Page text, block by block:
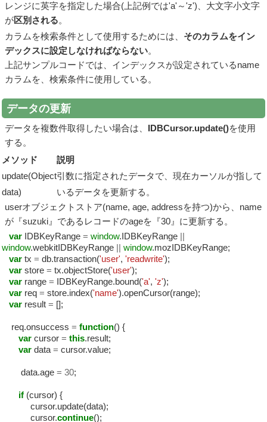
レンジに英字を指定した場合(上記例では'a'～'z')、大文字小文字
が区別される。
カラムを検索条件として使用するためには、 そのカラムをイン
デックスに設定しなければならない。
上記サンプルコードでは、インデックスが設定されているname
カラムを、検索条件に使用している。
データの更新
データを複数件取得したい場合は、 IDBCursor.update()を使用
する。
メソッド
説明
update(Object
data)
引数に指定されたデータで、現在カーソルが指して
いるデータを更新する。
userオブジェクトストア(name, age, addressを持つ)から、name
が『suzuki』であるレコードのageを『30』に更新する。
var IDBKeyRange = window.IDBKeyRange ||
window.webkitIDBKeyRange || window.mozIDBKeyRange;
var tx = db.transaction('user', 'readwrite');
var store = tx.objectStore('user');
var range = IDBKeyRange.bound('a', 'z');
var req = store.index('name').openCursor(range);
var result = [];
req.onsuccess = function() {
var cursor = this.result;
var data = cursor.value;
data.age = 30;
if (cursor) {
cursor.update(data);
cursor.continue();